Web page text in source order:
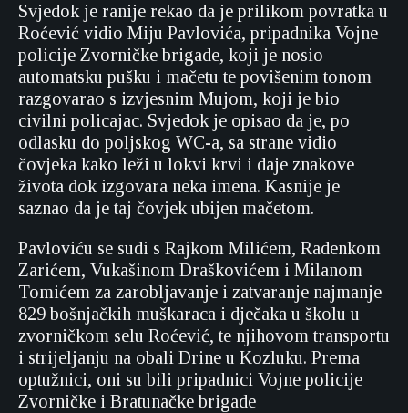
Svjedok je ranije rekao da je prilikom povratka u
Roćević vidio Miju Pavlovića, pripadnika Vojne
policije Zvorničke brigade, koji je nosio
automatsku pušku i mačetu te povišenim tonom
razgovarao s izvjesnim Mujom, koji je bio
civilni policajac. Svjedok je opisao da je, po
odlasku do poljskog WC-a, sa strane vidio
čovjeka kako leži u lokvi krvi i daje znakove
života dok izgovara neka imena. Kasnije je
saznao da je taj čovjek ubijen mačetom.
Pavloviću se sudi s Rajkom Milićem, Radenkom
Zarićem, Vukašinom Draškovićem i Milanom
Tomićem za zarobljavanje i zatvaranje najmanje
829 bošnjačkih muškaraca i dječaka u školu u
zvorničkom selu Roćević, te njihovom transportu
i strijeljanju na obali Drine u Kozluku. Prema
optužnici, oni su bili pripadnici Vojne policije
Zvorničke i Bratunačke brigade